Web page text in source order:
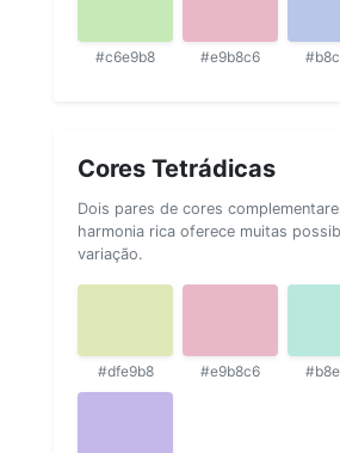
#c6e9b8 #e9b8c6
Cores Tetrádicas
Dois pares de cores
harmonia rica oferece muitas
variação.
#dfe9b8 #e9b8c6